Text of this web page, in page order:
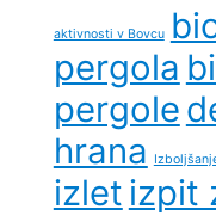
aktivnosti v Bovcu
pergola
pergole
hrana
izlet izpit